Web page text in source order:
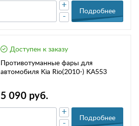
-
+
Подробнее
Доступен к заказу
Противотуманные фары для
автомобиля Kia Rio(2010-) KA553
5 090 руб.
-
+
Подробнее